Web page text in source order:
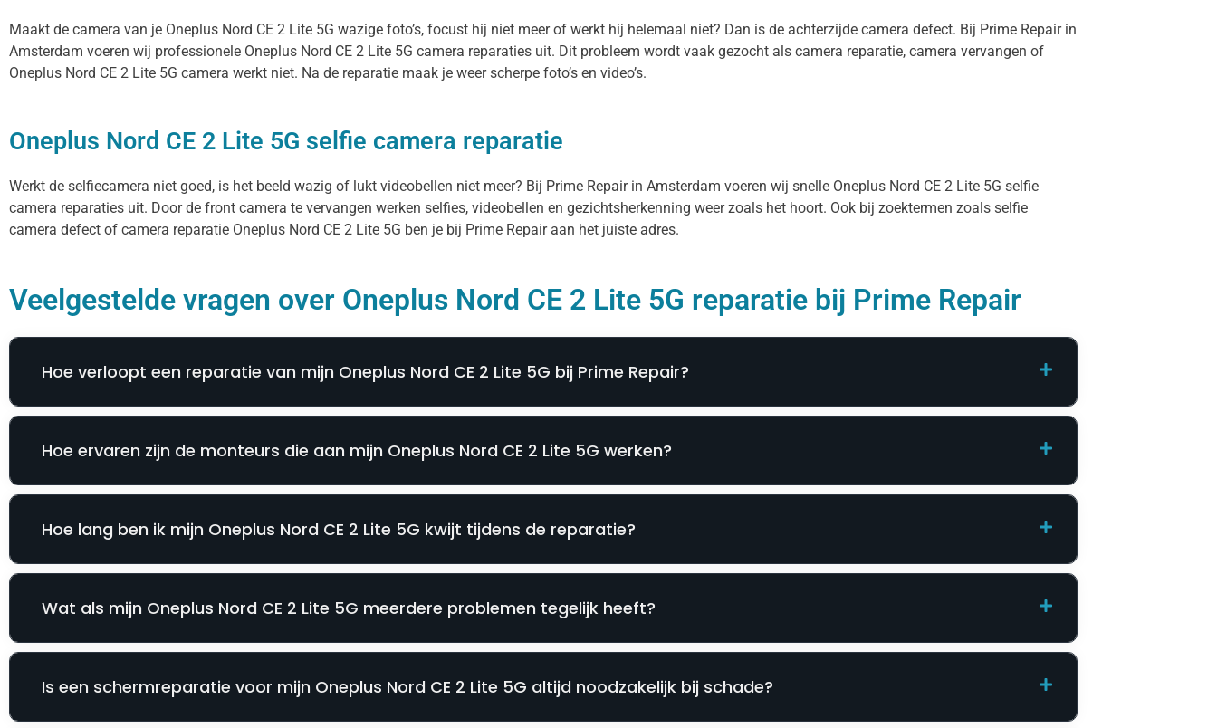
Maakt de camera van je Oneplus Nord CE 2 Lite 5G wazige foto’s, focust hij niet meer of werkt hij helemaal niet? Dan is de achterzijde camera defect. Bij Prime Repair in
Amsterdam voeren wij professionele Oneplus Nord CE 2 Lite 5G camera reparaties uit. Dit probleem wordt vaak gezocht als camera reparatie, camera vervangen of
Oneplus Nord CE 2 Lite 5G camera werkt niet. Na de reparatie maak je weer scherpe foto’s en video’s.
Oneplus Nord CE 2 Lite 5G selfie camera reparatie
Werkt de selfiecamera niet goed, is het beeld wazig of lukt videobellen niet meer? Bij Prime Repair in Amsterdam voeren wij snelle Oneplus Nord CE 2 Lite 5G selfie
camera reparaties uit. Door de front camera te vervangen werken selfies, videobellen en gezichtsherkenning weer zoals het hoort. Ook bij zoektermen zoals selfie
camera defect of camera reparatie Oneplus Nord CE 2 Lite 5G ben je bij Prime Repair aan het juiste adres.
Veelgestelde vragen over Oneplus Nord CE 2 Lite 5G reparatie bij Prime Repair
Hoe verloopt een reparatie van mijn Oneplus Nord CE 2 Lite 5G bij Prime Repair?
Hoe ervaren zijn de monteurs die aan mijn Oneplus Nord CE 2 Lite 5G werken?
Hoe lang ben ik mijn Oneplus Nord CE 2 Lite 5G kwijt tijdens de reparatie?
Wat als mijn Oneplus Nord CE 2 Lite 5G meerdere problemen tegelijk heeft?
Is een schermreparatie voor mijn Oneplus Nord CE 2 Lite 5G altijd noodzakelijk bij schade?